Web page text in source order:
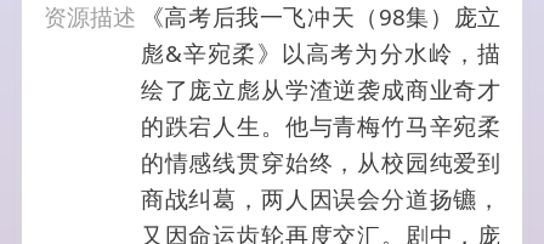
资源描述
《高考后我一飞冲天（98集）庞立
彪&辛宛柔》以高考为分水岭，描
绘了庞立彪从学渣逆袭成商业奇才
的跌宕人生。他与青梅竹马辛宛柔
的情感线贯穿始终，从校园纯爱到
商战纠葛，两人因误会分道扬镳，
又因命运齿轮再度交汇。剧中，庞